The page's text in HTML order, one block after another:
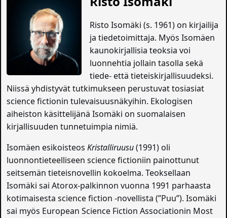
Risto Isomäki (s. 1961) on kirjailija
ja tiedetoimittaja. Myös Isomäen
kaunokirjallisia teoksia voi
luonnehtia jollain tasolla sekä
tiede- että tieteiskirjallisuudeksi.
Niissä yhdistyvät tutkimukseen perustuvat tosiasiat
science fictionin tulevaisuusnäkyihin. Ekologisen
aiheiston käsittelijänä Isomäki on suomalaisen
kirjallisuuden tunnetuimpia nimiä.
Isomäen esikoisteosKristalliruusu(1991) oli
luonnontieteelliseen science fictioniin painottunut
seitsemän tieteisnovellin kokoelma. Teoksellaan
Isomäki sai Atorox-palkinnon vuonna 1991 parhaasta
kotimaisesta science fiction -novellista (”Puu”). Isomäki
sai myös European Science Fiction Associationin Most